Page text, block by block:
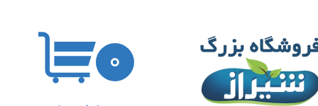
تغییر گذر واژه
سفارشات
۰